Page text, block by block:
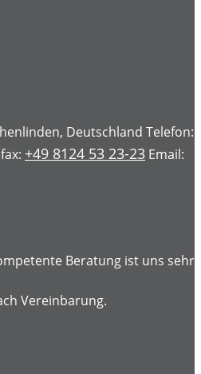
Deutschland Telefon:
+49 8124 53 23-23 Email:
Beratung ist uns sehr
Vereinbarung.